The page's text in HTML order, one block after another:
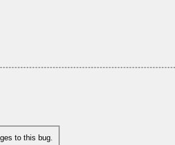
to this bug.